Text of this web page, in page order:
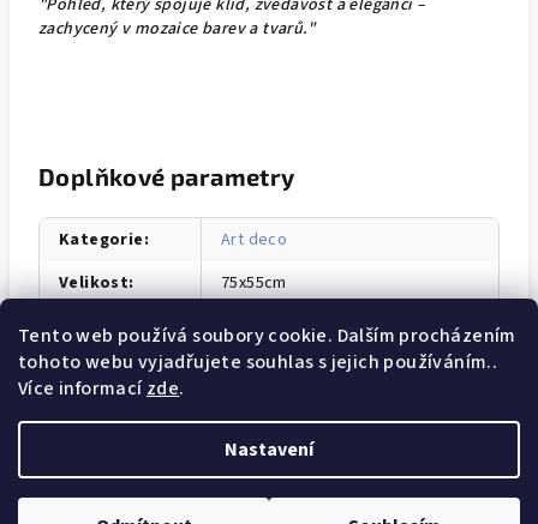
Tento web používá soubory cookie. Dalším procházením
tohoto webu vyjadřujete souhlas s jejich používáním..
Více informacízde.
Nastavení
"Pohled, který spojuje klid, zvědavost a eleganci –
zachycený v mozaice barev a tvarů."
Doplňkové parametry
Kategorie:
Art deco
Velikost:
75x55cm
Technika:
Olej na plátně + zlaté linky
Rok: 2026
vyhrazena.